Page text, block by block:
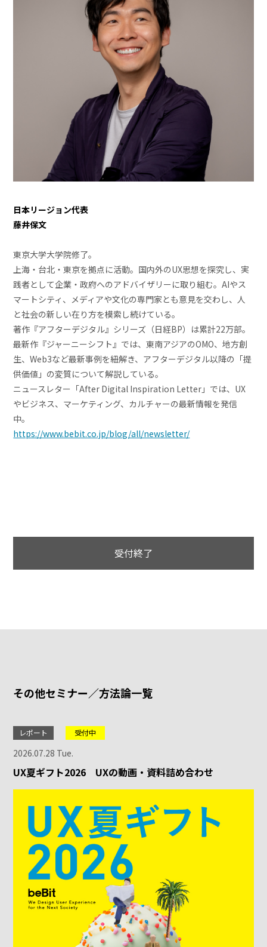
日本リージョン代表
藤井保文
東京大学大学院修了。
上海・台北・東京を拠点に活動。国内外のUX思想を探究し、実
践者として企業・政府へのアドバイザリーに取り組む。AIやス
マートシティ、メディアや文化の専門家とも意見を交わし、人
と社会の新しい在り方を模索し続けている。
著作『アフターデジタル』シリーズ（日経BP）は累計22万部。
最新作『ジャーニーシフト』では、東南アジアのOMO、地方創
生、Web3など最新事例を紐解き、アフターデジタル以降の「提
供価値」の変質について解説している。
ニュースレター「After Digital Inspiration Letter」では、UX
やビジネス、マーケティング、カルチャーの最新情報を発信
中。
https://www.bebit.co.jp/blog/all/newsletter/
受付終了
その他セミナー／方法論一覧
レポート 受付中
2026.07.28 Tue.
UX夏ギフト2026 UXの動画・資料詰め合わせ